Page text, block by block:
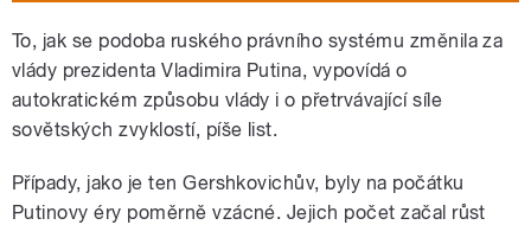
To, jak se podoba ruského právního systému změnila za
vlády prezidenta Vladimira Putina, vypovídá o
autokratickém způsobu vlády i o přetrvávající síle
sovětských zvyklostí, píše list.
Případy, jako je ten Gershkovichův, byly na počátku
Putinovy éry poměrně vzácné. Jejich počet začal růst